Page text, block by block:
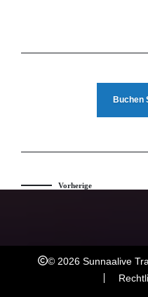
Buchen
Vorherige
© 2026 Sunnaalive